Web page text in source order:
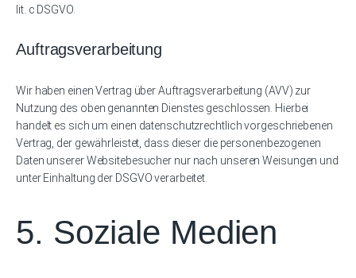
lit. c DSGVO.
Auftragsverarbeitung
Wir haben einen Vertrag über Auftragsverarbeitung (AVV) zur
Nutzung des oben genannten Dienstes geschlossen. Hierbei
handelt es sich um einen datenschutzrechtlich vorgeschriebenen
Vertrag, der gewährleistet, dass dieser die personenbezogenen
Daten unserer Websitebesucher nur nach unseren Weisungen und
unter Einhaltung der DSGVO verarbeitet.
5. Soziale Medien